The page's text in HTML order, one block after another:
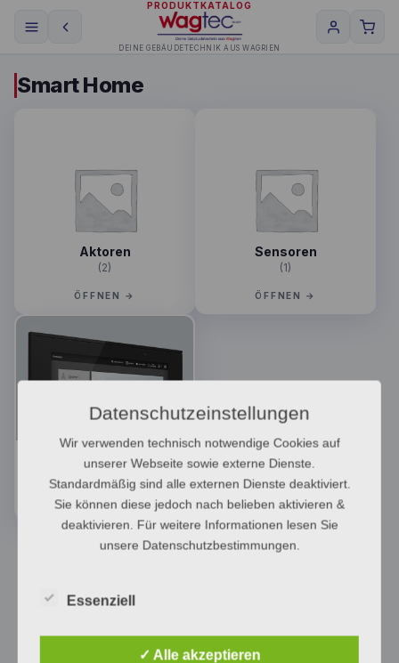
PRODUKTKATALOG
DEINE GEBÄUDETECHNIK AUS WAGRIEN
Smart Home
Aktoren
(2)
Sensoren
(1)
Steuerzentralen
(1)
Datenschutzeinstellungen
Wir verwenden technisch notwendige Cookies auf
unserer Webseite sowie externe Dienste.
Standardmäßig sind alle externen Dienste deaktiviert.
Sie können diese jedoch nach belieben aktivieren &
deaktivieren. Für weitere Informationen lesen Sie
unsere Datenschutzbestimmungen.
Essenziell
✓ Alle akzeptieren